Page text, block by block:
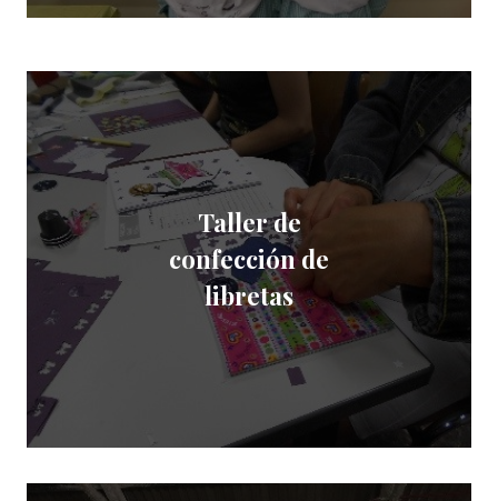
Taller de
confección de
libretas